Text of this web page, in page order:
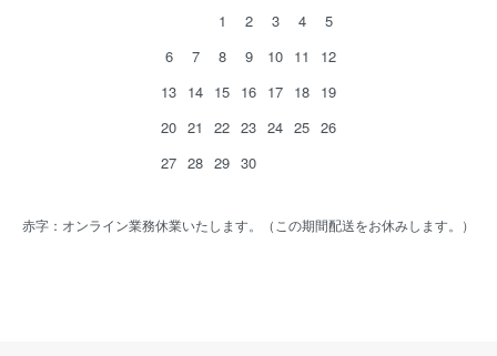
1
2 3 4
5
6
7 8 9 10 11
12
13 14 15 16 17 18 19
20 21 22 23 24 25 26
27 28 29 30
赤字：オンライン業務休業いたします。（この期間配送をお休みします。）